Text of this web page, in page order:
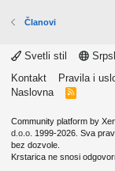
Članovi
Svetli stil
Kontakt
Pravila i
Naslovna
R
Community platform by
d.o.o. 1999-2026. Sva
bez dozvole.
Krstarica ne snosi